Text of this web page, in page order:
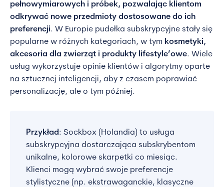
pełnowymiarowych i próbek, pozwalając klientom
odkrywać nowe przedmioty dostosowane do ich
preferencji. W Europie pudełka subskrypcyjne stały się
popularne w różnych kategoriach, w tym kosmetyki,
akcesoria dla zwierząt i produkty lifestyle’owe. Wiele
usług wykorzystuje opinie klientów i algorytmy oparte
na sztucznej inteligencji, aby z czasem poprawiać
personalizację, ale o tym później.
Przykład: Sockbox (Holandia) to usługa
subskrypcyjna dostarczająca subskrybentom
unikalne, kolorowe skarpetki co miesiąc.
Klienci mogą wybrać swoje preferencje
stylistyczne (np. ekstrawaganckie, klasyczne